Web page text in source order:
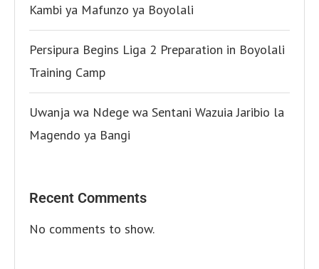
Kambi ya Mafunzo ya Boyolali
Persipura Begins Liga 2 Preparation in Boyolali
Training Camp
Uwanja wa Ndege wa Sentani Wazuia Jaribio la
Magendo ya Bangi
Recent Comments
No comments to show.